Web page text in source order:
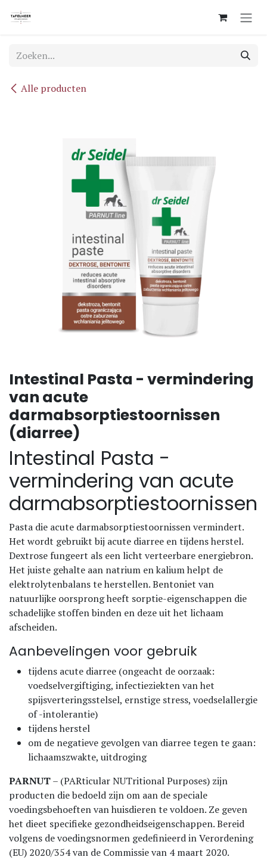
Alle producten
Intestinal Pasta - vermindering
van acute
darmabsorptiestoornissen
(diarree)
Intestinal Pasta -
vermindering van acute
darmabsorptiestoornissen
Pasta die acute darmabsorptiestoornissen vermindert.
Het wordt gebruikt bij acute diarree en tijdens herstel.
Dextrose fungeert als een licht verteerbare energiebron.
Het juiste gehalte aan natrium en kalium helpt de
elektrolytenbalans te herstellen. Bentoniet van
natuurlijke oorsprong heeft sorptie-eigenschappen die
schadelijke stoffen binden en deze uit het lichaam
afscheiden.
Aanbevelingen voor gebruik
tijdens acute diarree (ongeacht de oorzaak:
voedselvergiftiging, infectieziekten van het
spijsverteringsstelsel, ernstige stress, voedselallergie
of -intolerantie)
tijdens herstel
om de negatieve gevolgen van diarree tegen te gaan:
lichaamszwakte, uitdroging
PARNUT– (PARticular NUTritional Purposes) zijn
producten die bedoeld zijn om aan de speciale
voedingsbehoeften van huisdieren te voldoen. Ze geven
het dieet specifieke gezondheidseigenschappen. Bereid
volgens de voedingsnormen gedefinieerd in Verordening
(EU) 2020/354 van de Commissie van 4 maart 2020.